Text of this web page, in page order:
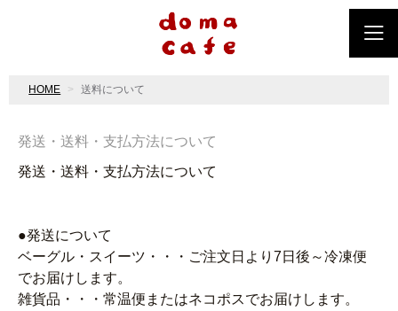
HOME 送料について
発送・送料・支払方法について
発送・送料・支払方法について
●発送について
ベーグル・スイーツ・・・ご注文日より7日後～冷凍便
でお届けします。
雑貨品・・・常温便またはネコポスでお届けします。